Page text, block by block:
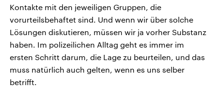
Kontakte mit den jeweiligen Gruppen, die
vorurteilsbehaftet sind. Und wenn wir über solche
Lösungen diskutieren, müssen wir ja vorher Substanz
haben. Im polizeilichen Alltag geht es immer im
ersten Schritt darum, die Lage zu beurteilen, und das
muss natürlich auch gelten, wenn es uns selber
betrifft.